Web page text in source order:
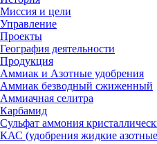
Миссия и цели
Управление
Проекты
География деятельности
Продукция
Аммиак и Азотные удобрения
Аммиак безводный сжиженный
Аммиачная селитра
Карбамид
Сульфат аммония
КАС (удобрения жидкие